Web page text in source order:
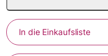
In die Einkaufsliste